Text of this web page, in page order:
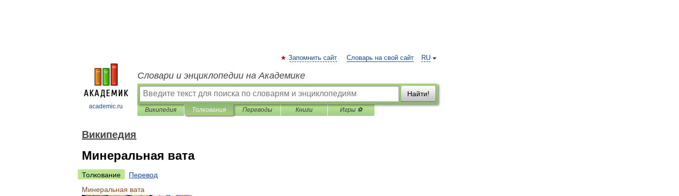
academic.ru
RU
Запомнить сайт Словарь на свой сайт
Словари и энциклопедии на Академике
Найти!
Википедия Толкования Переводы Книги Игры ⚽
Википедия
Минеральная вата
Толкование
Перевод
Минеральная вата